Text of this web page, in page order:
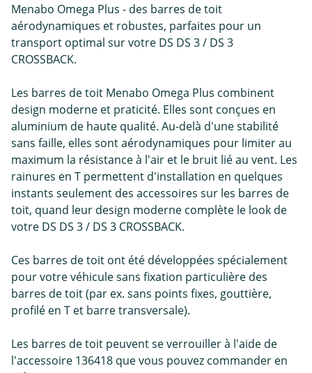
Menabo Omega Plus - des barres de toit
aérodynamiques et robustes, parfaites pour un
transport optimal sur votre DS DS 3 / DS 3
CROSSBACK.
Les barres de toit Menabo Omega Plus combinent
design moderne et praticité. Elles sont conçues en
aluminium de haute qualité. Au-delà d'une stabilité
sans faille, elles sont aérodynamiques pour limiter au
maximum la résistance à l'air et le bruit lié au vent. Les
rainures en T permettent d'installation en quelques
instants seulement des accessoires sur les barres de
toit, quand leur design moderne complète le look de
votre DS DS 3 / DS 3 CROSSBACK.
Ces barres de toit ont été développées spécialement
pour votre véhicule sans fixation particulière des
barres de toit (par ex. sans points fixes, gouttière,
profilé en T et barre transversale).
Les barres de toit peuvent se verrouiller à l'aide de
l'accessoire 136418 que vous pouvez commander en